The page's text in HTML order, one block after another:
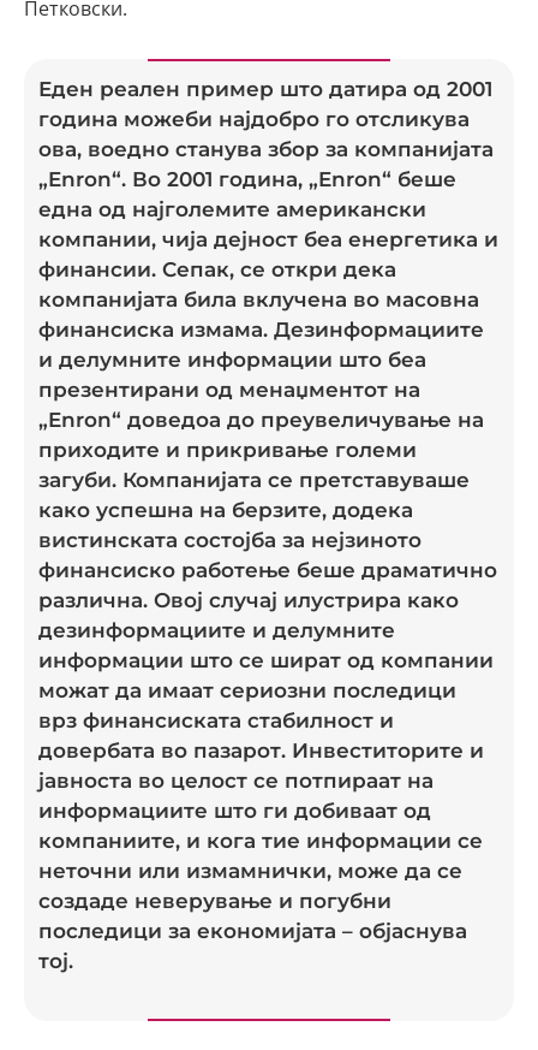
Петковски.
Еден реален пример што датира од 2001
година можеби најдобро го отсликува
ова, воедно станува збор за компанијата
„Enron“. Во 2001 година, „Enron“ беше
една од најголемите американски
компании, чија дејност беа енергетика и
финансии. Сепак, се откри дека
компанијата била вклучена во масовна
финансиска измама. Дезинформациите
и делумните информации што беа
презентирани од менаџментот на
„Enron“ доведоа до преувеличување на
приходите и прикривање големи
загуби. Компанијата се претставуваше
како успешна на берзите, додека
вистинската состојба за нејзиното
финансиско работење беше драматично
различна. Овој случај илустрира како
дезинформациите и делумните
информации што се шират од компании
можат да имаат сериозни последици
врз финансиската стабилност и
довербата во пазарот. Инвеститорите и
јавноста во целост се потпираат на
информациите што ги добиваат од
компаниите, и кога тие информации се
неточни или измамнички, може да се
создаде неверување и погубни
последици за економијата – објаснува
тој.